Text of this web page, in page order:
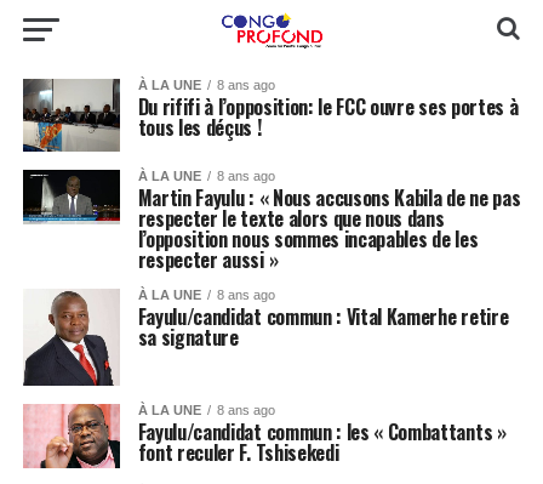
À LA UNE 8 ans ago
Du rififi à l’opposition: le FCC ouvre ses portes à
tous les déçus !
À LA UNE 8 ans ago
Martin Fayulu : « Nous accusons Kabila de ne pas
respecter le texte alors que nous dans
l’opposition nous sommes incapables de les
respecter aussi »
À LA UNE 8 ans ago
Fayulu/candidat commun : Vital Kamerhe retire
sa signature
À LA UNE 8 ans ago
Fayulu/candidat commun : les « Combattants »
font reculer F. Tshisekedi